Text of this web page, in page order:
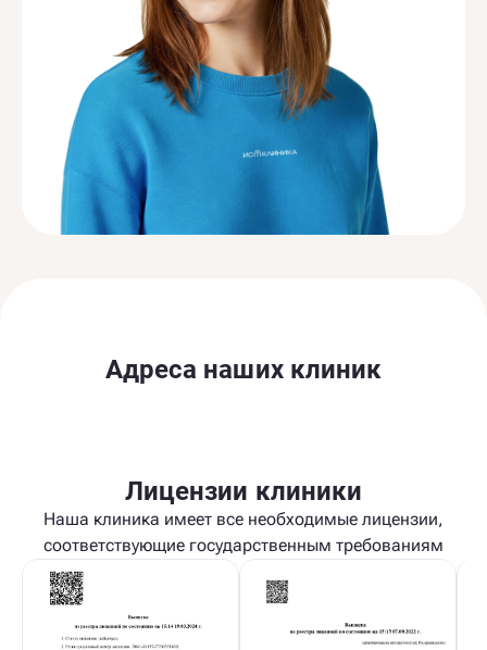
Адреса наших клиник
Лицензии клиники
Наша клиника имеет все необходимые лицензии,
соответствующие государственным требованиям